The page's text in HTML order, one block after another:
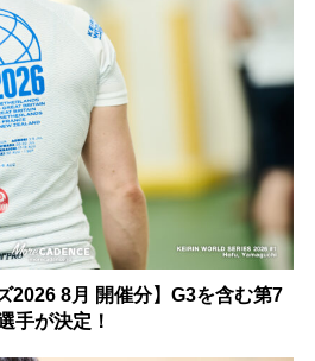
2026 8月 開催分】G3を含む第7
手が決定！